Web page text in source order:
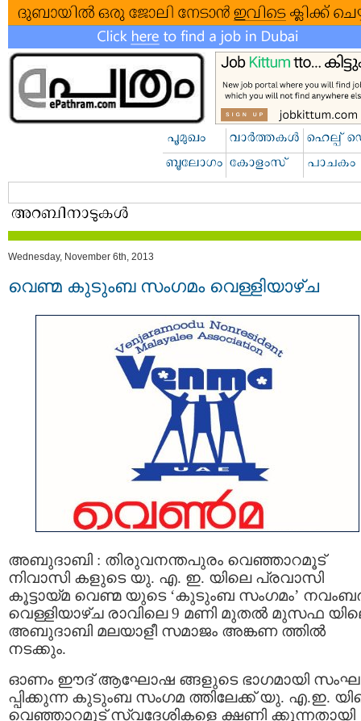
Wednesday, November 6th, 2013
വെണ്മ കുടുംബ സംഗമം വെള്ളിയാഴ്ച
അബുദാബി : തിരുവനന്തപുരം വെഞ്ഞാറമൂട്
നിവാസി കളുടെ യു. എ. ഇ. യിലെ പ്രവാസി
കൂട്ടായ്മ വെണ്മ യുടെ ‘കുടുംബ സംഗമം’
വെള്ളിയാഴ്ച രാവിലെ 9 മണി മുതല്‍ മുസഫ
അബുദാബി മലയാളീ സമാജം അങ്കണ ത്തില്‍
നടക്കും.
ഓണം ഈദ്‌ ആഘോഷ ങ്ങളുടെ ഭാഗമായി
പ്പിക്കുന്ന കുടുംബ സംഗമ ത്തിലേക്ക് യു. എ.ഇ.
വെഞ്ഞാറമൂട് സ്വദേശികളെ ക്ഷണി ക്കുന്നതായി